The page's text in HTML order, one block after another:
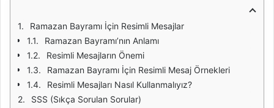
Ramazan Bayramı İçin Resimli Mesajlar
Ramazan Bayramı’nın Anlamı
Resimli Mesajların Önemi
Ramazan Bayramı İçin Resimli Mesaj Örnekleri
Resimli Mesajları Nasıl Kullanmalıyız?
SSS (Sıkça Sorulan Sorular)